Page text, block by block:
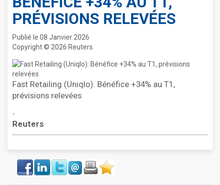
PRÉVISIONS RELEVÉES
Publié le 08 Janvier 2026
Copyright © 2026 Reuters
Fast Retailing (Uniqlo): Bénéfice +34% au T1,
prévisions relevées
-
Reuters
Face
book
LinkIn Twitter Envoyer ImprimerFavoris